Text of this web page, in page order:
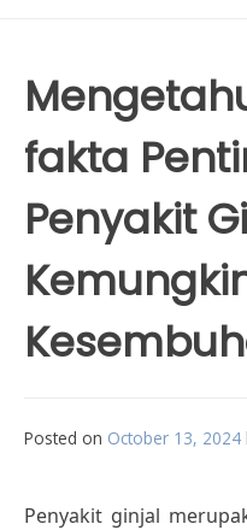
fakta
Penyakit
Posted on October 13, 2024
Penyakit ginjal